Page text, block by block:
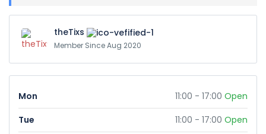
theTixs
Member Since Aug 2020
Mon 11:00 - 17:00 Open
Tue
11:00 - 17:00 Open